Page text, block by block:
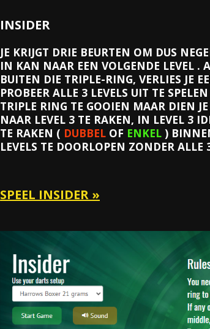
INSIDER
JE KRIJGT DRIE BEURTEN OM DUS
IN KAN NAAR EEN VOLGENDE LEVEL .
BUITEN DIE TRIPLE-RING, VERLIES JE
PROBEER ALLE 3 LEVELS UIT TE
TRIPLE RING TE GOOIEN MAAR DIEN
NAAR LEVEL 3 TE RAKEN, IN LEVEL 3
TE RAKEN ( DUBBEL OF ENKEL )
LEVELS TE DOORLOPEN ZONDER ALLE
SPEEL INSIDER »